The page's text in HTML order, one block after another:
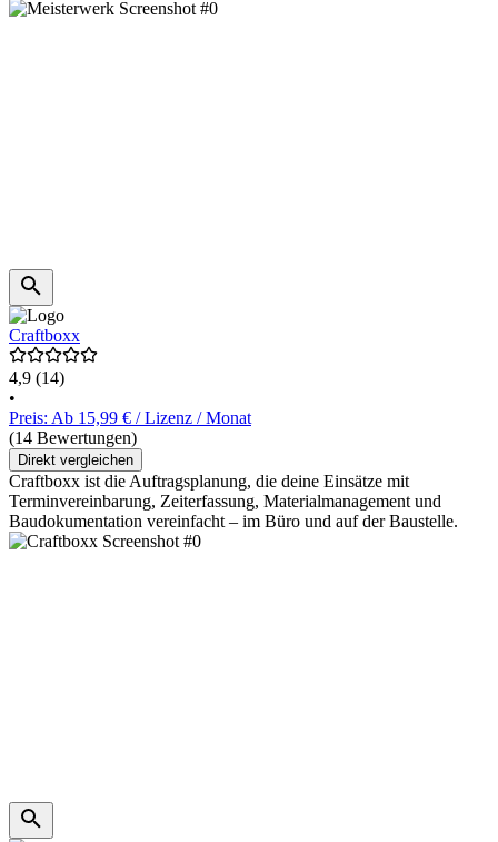
Craftboxx
4,9 (14)
•
Preis: Ab 15,99 € / Lizenz / Monat
(14 Bewertungen)
Direkt vergleichen
Craftboxx ist die Auftragsplanung, die deine Einsätze mit
Terminvereinbarung, Zeiterfassung, Materialmanagement und
Baudokumentation vereinfacht – im Büro und auf der Baustelle.